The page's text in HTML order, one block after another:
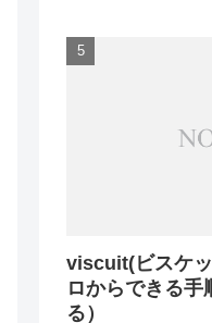
viscuit(ビスケ
ロからできる手
る）